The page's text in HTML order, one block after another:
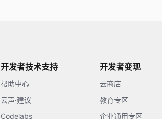
开发者技术支持
帮助中心
云声·建议
Codelabs
开发者变现
云商店
教育专区
企业通用专区